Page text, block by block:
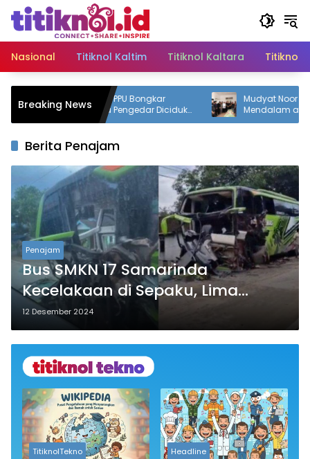
Langsung
konten
Nasional
Titiknol Kaltim Titiknol Kaltara Titiknol
Breaking NewsPolres PPU Bongkar
Sabu, Dua Pengedar Diciduk
12 Paket Narkotika
Mudyat Noor
Mendalam atas
Bupati PPU Andi
Berita Penajam
Penajam
Bus SMKN 17 Samarinda
Kecelakaan di Sepaku, Lima
Orang Luka Ringan
12 Desember 2024
TitiknolTekno Headline